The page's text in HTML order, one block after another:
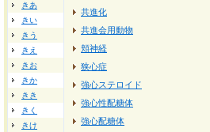
きあ
きい
きう
きえ
きお
きか
きき
きく
きけ
共進化
共進会用動物
頬神経
狭心症
強心ステロイド
強心性配糖体
強心配糖体